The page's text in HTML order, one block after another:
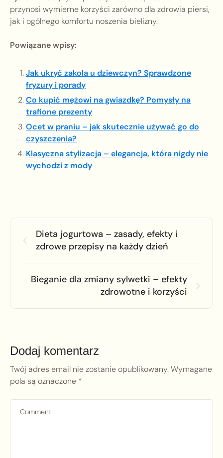
przynosi wymierne korzyści zarówno dla zdrowia piersi,
jak i ogólnego komfortu noszenia bielizny.
Powiązane wpisy:
Jak ukryć zakola u dziewczyn? Sprawdzone
fryzury i porady
Co kupić mężowi na gwiazdkę? Pomysły na
trafione prezenty
Ocet w praniu – jak skutecznie używać go do
czyszczenia?
Klasyczna stylizacja – elegancja, która nigdy nie
wychodzi z mody
Dieta jogurtowa – zasady, efekty i
zdrowe przepisy na każdy dzień
Bieganie dla zmiany sylwetki – efekty
zdrowotne i korzyści
Dodaj komentarz
Twój adres email nie zostanie opublikowany.Wymagane
pola są oznaczone *